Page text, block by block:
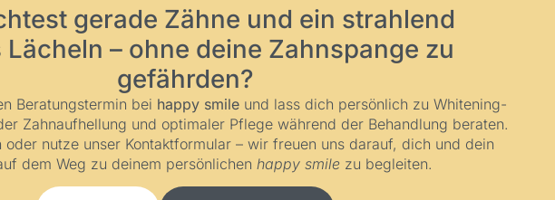
gerade Zähne und ein strahlend
Lächeln – ohne deine Zahnspange zu
gefährden?
Beratungstermin bei happy smileund lass dich persönlich zu Whitening-
Zahnaufhellung und optimaler Pflege während der Behandlung beraten.
oder nutze unser Kontaktformular – wir freuen uns darauf, dich und dein
dem Weg zu deinem persönlichen happy smilezu begleiten.